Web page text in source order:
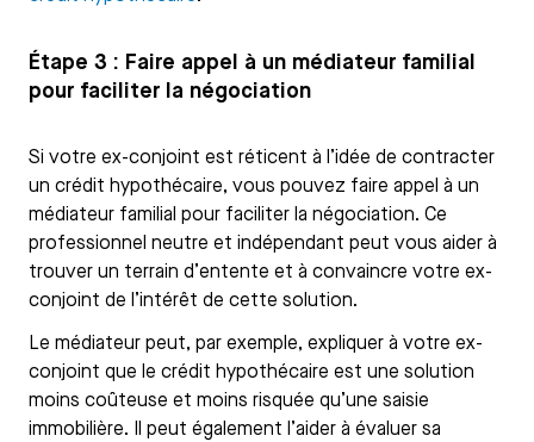
Étape 3 : Faire appel à un médiateur familial
pour faciliter la négociation
Si votre ex-conjoint est réticent à l’idée de contracter
un crédit hypothécaire, vous pouvez faire appel à un
médiateur familial pour faciliter la négociation. Ce
professionnel neutre et indépendant peut vous aider à
trouver un terrain d’entente et à convaincre votre ex-
conjoint de l’intérêt de cette solution.
Le médiateur peut, par exemple, expliquer à votre ex-
conjoint que le crédit hypothécaire est une solution
moins coûteuse et moins risquée qu’une saisie
immobilière. Il peut également l’aider à évaluer sa